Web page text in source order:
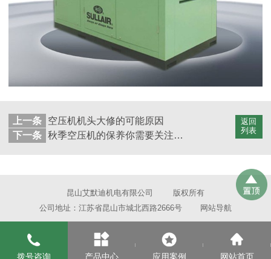
返回
列表
上一条
空压机机头大修的可能原因
下一条
秋季空压机的保养你需要关注些什么？
昆山艾默迪机电有限公司
版权所有
公司地址：江苏省昆山市城北西路2666号
网站导航
拨号咨询 产品中心 应用案例 网站首页